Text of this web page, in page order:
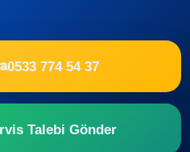
0533 774 54 37
Talebi Gönder